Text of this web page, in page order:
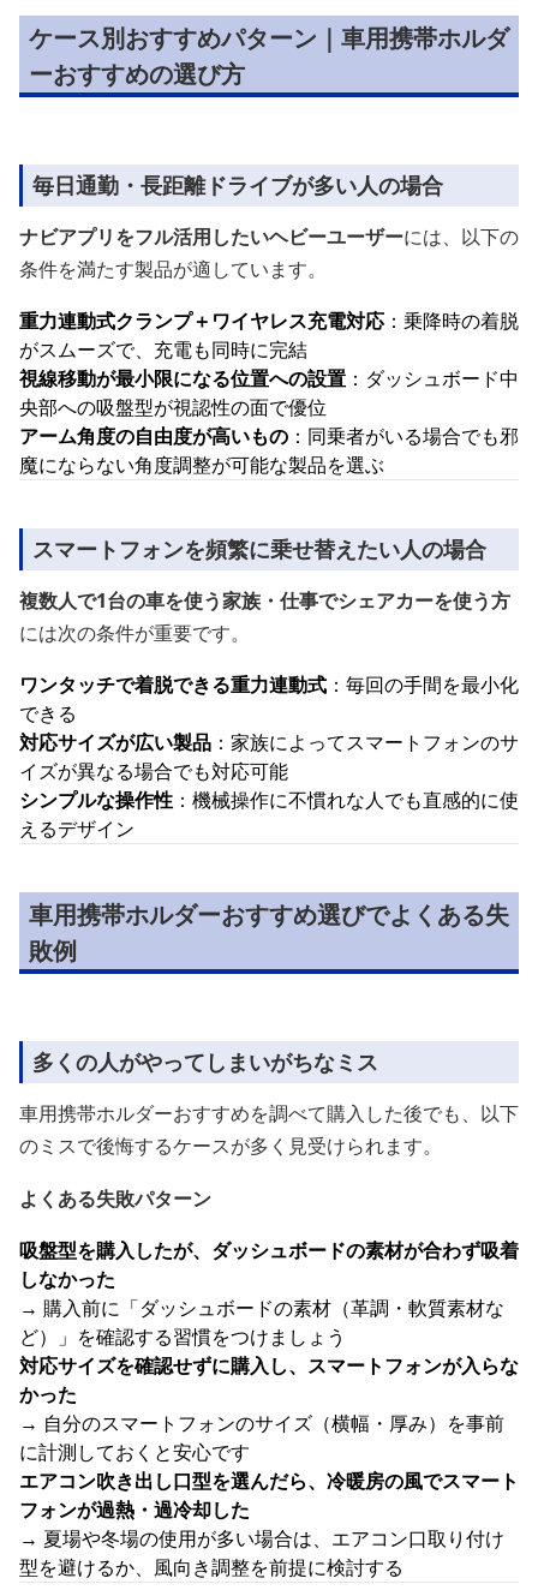
ケース別おすすめパターン｜車用携帯ホルダ
ーおすすめの選び方
毎日通勤・長距離ドライブが多い人の場合
ナビアプリをフル活用したいヘビーユーザーには、以下の
条件を満たす製品が適しています。
重力連動式クランプ＋ワイヤレス充電対応 ：乗降時の着脱
がスムーズで、充電も同時に完結
視線移動が最小限になる位置への設置 ：ダッシュボード中
央部への吸盤型が視認性の面で優位
アーム角度の自由度が高いもの ：同乗者がいる場合でも邪
魔にならない角度調整が可能な製品を選ぶ
スマートフォンを頻繁に乗せ替えたい人の場合
複数人で1台の車を使う家族・仕事でシェアカーを使う方
には次の条件が重要です。
ワンタッチで着脱できる重力連動式 ：毎回の手間を最小化
できる
対応サイズが広い製品 ：家族によってスマートフォンのサ
イズが異なる場合でも対応可能
シンプルな操作性 ：機械操作に不慣れな人でも直感的に使
えるデザイン
車用携帯ホルダーおすすめ選びでよくある失
敗例
多くの人がやってしまいがちなミス
車用携帯ホルダーおすすめを調べて購入した後でも、以下
のミスで後悔するケースが多く見受けられます。
よくある失敗パターン
吸盤型を購入したが、ダッシュボードの素材が合わず吸着
しなかった
→ 購入前に「ダッシュボードの素材（革調・軟質素材な
ど）」を確認する習慣をつけましょう
対応サイズを確認せずに購入し、スマートフォンが入らな
かった
→ 自分のスマートフォンのサイズ（横幅・厚み）を事前
に計測しておくと安心です
エアコン吹き出し口型を選んだら、冷暖房の風でスマート
フォンが過熱・過冷却した
→ 夏場や冬場の使用が多い場合は、エアコン口取り付け
型を避けるか、風向き調整を前提に検討する